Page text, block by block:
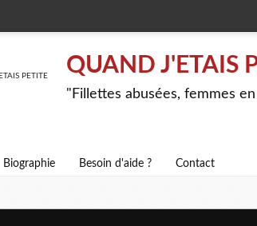
QUAND J'ETAIS
"Fillettes abusées, femmes
Biographie Besoin d'aide ? Contact